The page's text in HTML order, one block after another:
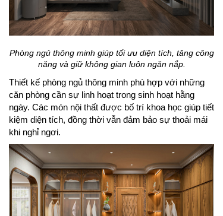
Phòng ngủ thông minh giúp tối ưu diện tích, tăng công
năng và giữ không gian luôn ngăn nắp.
Thiết kế phòng ngủ thông minh phù hợp với những
căn phòng cần sự linh hoạt trong sinh hoạt hằng
ngày. Các món nội thất được bố trí khoa học giúp tiết
kiệm diện tích, đồng thời vẫn đảm bảo sự thoải mái
khi nghỉ ngơi.